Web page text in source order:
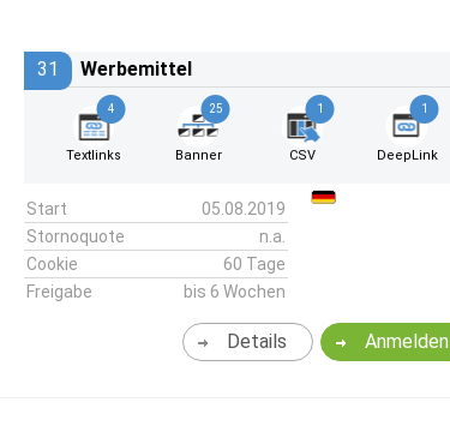
31 Werbemittel
4
Textlinks
25
Banner
1
CSV
1
DeepLink
Start
05.08.2019
Stornoquote
n.a.
Cookie
60 Tage
Freigabe
bis 6 Wochen
Anmelden
Details